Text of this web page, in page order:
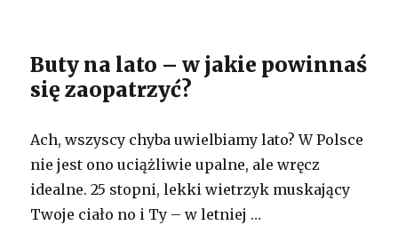
Buty na lato – w jakie powinnaś
się zaopatrzyć?
Ach, wszyscy chyba uwielbiamy lato? W Polsce
nie jest ono uciążliwie upalne, ale wręcz
idealne. 25 stopni, lekki wietrzyk muskający
Twoje ciało no i Ty – w letniej …